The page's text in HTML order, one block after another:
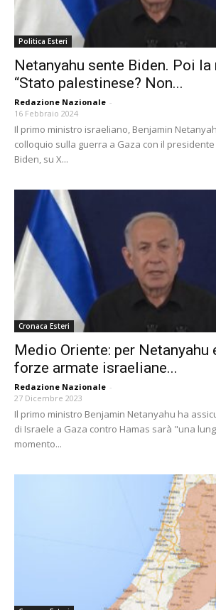
Politica Esteri
Netanyahu sente Biden. Poi la
“Stato palestinese? Non...
Redazione Nazionale -
16 Febbraio 2024
Il primo ministro israeliano, Benjamin
colloquio sulla guerra a Gaza con il presidente
Biden, su X...
Cronaca Esteri
Medio Oriente: per Netanyahu
forze armate israeliane...
Redazione Nazionale -
27 Dicembre 2023
Il primo ministro Benjamin Netanyahu ha
di Israele a Gaza contro Hamas sarà "una
momento...